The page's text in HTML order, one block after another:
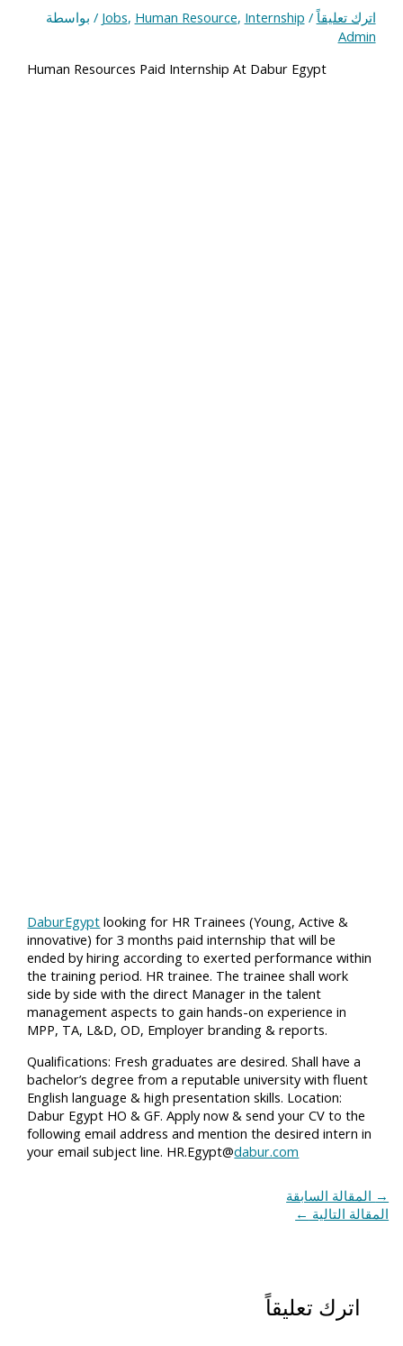
اترك تعليقاً /
Jobs, Human Resource, Internship
/ بواسطة
Admin
Human Resources Paid Internship At Dabur Egypt
DaburEgypt looking for HR Trainees (Young, Active &
innovative) for 3 months paid internship that will be
ended by hiring according to exerted performance within
the training period. HR trainee. The trainee shall work
side by side with the direct Manager in the talent
management aspects to gain hands-on experience in
MPP, TA, L&D, OD, Employer branding & reports.
Qualifications: Fresh graduates are desired. Shall have a
bachelor’s degree from a reputable university with fluent
English language & high presentation skills. Location:
Dabur Egypt HO & GF. Apply now & send your CV to the
following email address and mention the desired intern in
your email subject line. HR.Egypt@dabur.com
→ المقالة السابقة
المقالة التالية ←
اترك تعليقاً